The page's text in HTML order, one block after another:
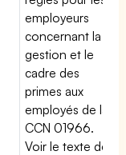
employeurs
concernant la
gestion et le
cadre des
primes aux
employés de la
CCN 01966.
Voir le texte de